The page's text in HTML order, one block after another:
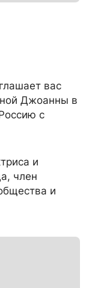
вас
Джоанны в
с
и
член
и